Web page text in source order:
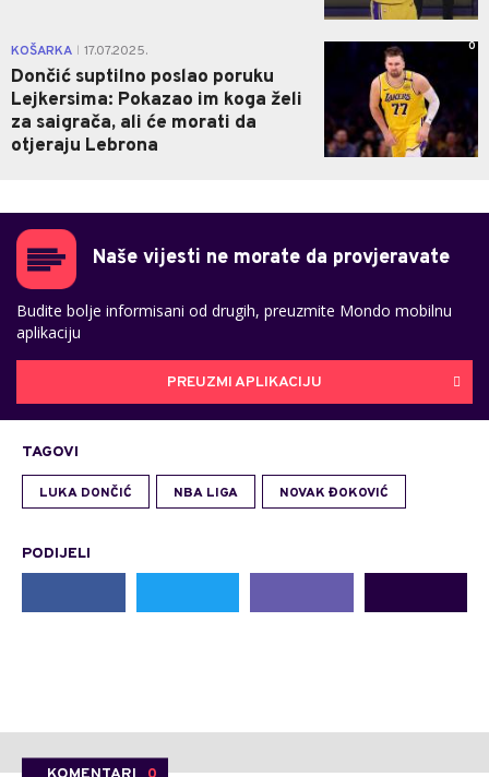
KOŠARKA 17.07.2025.
Dončić suptilno poslao poruku
Lejkersima: Pokazao im koga želi
za saigrača, ali će morati da
otjeraju Lebrona
0
Naše vijesti ne morate da provjeravate
Budite bolje informisani od drugih, preuzmite Mondo mobilnu
aplikaciju
PREUZMI APLIKACIJU
TAGOVI
LUKA DONČIĆ NBA LIGA NOVAK ĐOKOVIĆ
PODIJELI